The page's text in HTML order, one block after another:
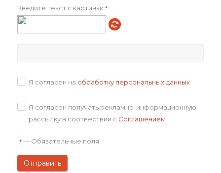
Оплата
Задать вопрос
Введите текст с картинки *
Я согласен на обработку персональных данных
Я согласен получать рекламно-информационную
рассылку в соотвествии с Соглашением
* — Обязательные поля